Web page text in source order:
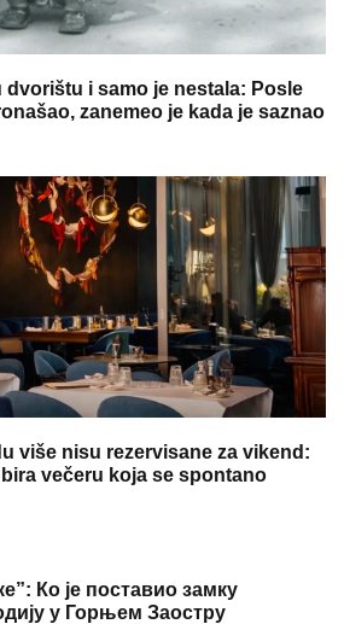
dvorištu i samo je nestala: Posle
zanemeo je kada je saznao
više nisu rezervisane za vikend:
večeru koja se spontano
Ко је поставио замку
у Горњем Заостру